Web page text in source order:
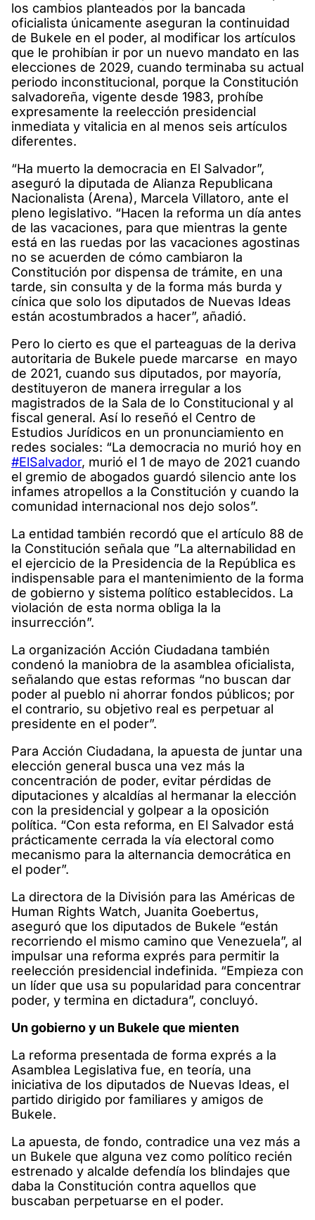
los cambios planteados por la bancada
oficialista únicamente aseguran la continuidad
de Bukele en el poder, al modificar los artículos
que le prohibían ir por un nuevo mandato en las
elecciones de 2029, cuando terminaba su actual
periodo inconstitucional, porque la Constitución
salvadoreña, vigente desde 1983, prohíbe
expresamente la reelección presidencial
inmediata y vitalicia en al menos seis artículos
diferentes.
“Ha muerto la democracia en El Salvador”,
aseguró la diputada de Alianza Republicana
Nacionalista (Arena), Marcela Villatoro, ante el
pleno legislativo. “Hacen la reforma un día antes
de las vacaciones, para que mientras la gente
está en las ruedas por las vacaciones agostinas
no se acuerden de cómo cambiaron la
Constitución por dispensa de trámite, en una
tarde, sin consulta y de la forma más burda y
cínica que solo los diputados de Nuevas Ideas
están acostumbrados a hacer”, añadió.
Pero lo cierto es que el parteaguas de la deriva
autoritaria de Bukele puede marcarse en mayo
de 2021, cuando sus diputados, por mayoría,
destituyeron de manera irregular a los
magistrados de la Sala de lo Constitucional y al
fiscal general. Así lo reseñó el Centro de
Estudios Jurídicos en un pronunciamiento en
redes sociales: “La democracia no murió hoy en
#ElSalvador, murió el 1 de mayo de 2021 cuando
el gremio de abogados guardó silencio ante los
infames atropellos a la Constitución y cuando la
comunidad internacional nos dejo solos”.
La entidad también recordó que el artículo 88 de
la Constitución señala que ”La alternabilidad en
el ejercicio de la Presidencia de la República es
indispensable para el mantenimiento de la forma
de gobierno y sistema político establecidos. La
violación de esta norma obliga la la
insurrección”.
La organización Acción Ciudadana también
condenó la maniobra de la asamblea oficialista,
señalando que estas reformas “no buscan dar
poder al pueblo ni ahorrar fondos públicos; por
el contrario, su objetivo real es perpetuar al
presidente en el poder”.
Para Acción Ciudadana, la apuesta de juntar una
elección general busca una vez más la
concentración de poder, evitar pérdidas de
diputaciones y alcaldías al hermanar la elección
con la presidencial y golpear a la oposición
política. “Con esta reforma, en El Salvador está
prácticamente cerrada la vía electoral como
mecanismo para la alternancia democrática en
el poder”.
La directora de la División para las Américas de
Human Rights Watch, Juanita Goebertus,
aseguró que los diputados de Bukele “están
recorriendo el mismo camino que Venezuela”, al
impulsar una reforma exprés para permitir la
reelección presidencial indefinida. “Empieza con
un líder que usa su popularidad para concentrar
poder, y termina en dictadura”, concluyó.
Un gobierno y un Bukele que mienten
La reforma presentada de forma exprés a la
Asamblea Legislativa fue, en teoría, una
iniciativa de los diputados de Nuevas Ideas, el
partido dirigido por familiares y amigos de
Bukele.
La apuesta, de fondo, contradice una vez más a
un Bukele que alguna vez como político recién
estrenado y alcalde defendía los blindajes que
daba la Constitución contra aquellos que
buscaban perpetuarse en el poder.